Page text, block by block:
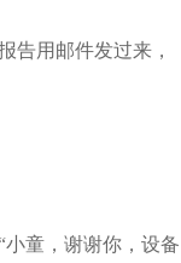
用邮件发过来，
童，谢谢你，设备